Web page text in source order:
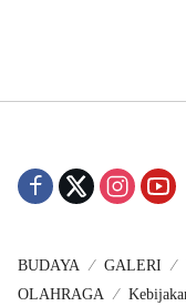
BUDAYA GALERI
OLAHRAGA